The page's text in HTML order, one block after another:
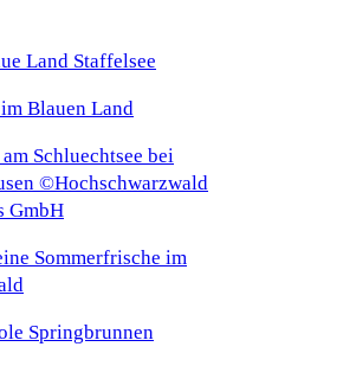
Blauen Land
Sommerfrische im